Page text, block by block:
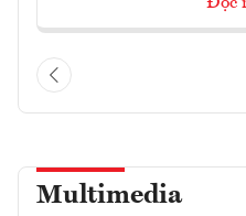
Multimedia